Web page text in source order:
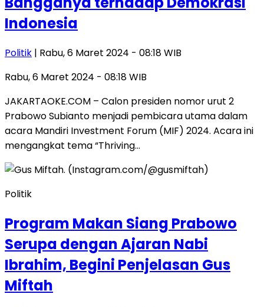
Indonesia
Politik | Rabu, 6 Maret 2024 - 08:18 WIB
Rabu, 6 Maret 2024 - 08:18 WIB
JAKARTAOKE.COM – Calon presiden nomor urut 2
Prabowo Subianto menjadi pembicara utama dalam
acara Mandiri Investment Forum (MIF) 2024. Acara ini
mengangkat tema “Thriving…
Politik
Program Makan Siang Prabowo
Serupa dengan Ajaran Nabi
Ibrahim, Begini Penjelasan Gus
Miftah